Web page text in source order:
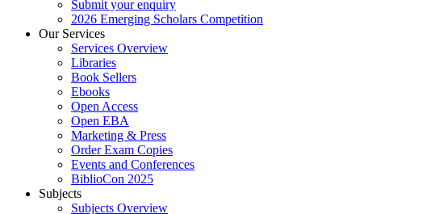
Submit your enquiry
2026 Emerging Scholars Competition
Our Services
Services Overview
Libraries
Book Sellers
Ebooks
Open Access
Open EBA
Marketing & Press
Order Exam Copies
Events and Conferences
BiblioCon 2025
Subjects
Subjects Overview